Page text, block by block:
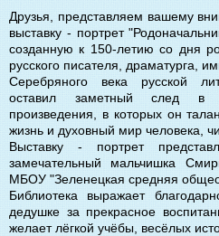
Друзья, представляем вашему
выставку - портрет
созданную к 150-летию со дня
русского писателя, драматурга,
Серебряного века русской
оставил заметный след в
произведения, в которых он
жизнь и духовный мир человека,
Выставку - портрет
замечательный мальчишка
МБОУ "Зеленецкая средняя
Библиотека выражает
дедушке за прекрасное
желает лёгкой учёбы, весёлых